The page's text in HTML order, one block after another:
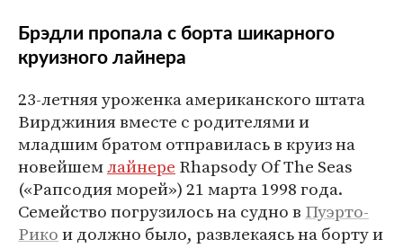
Брэдли пропала с борта шикарного
круизного лайнера
23-летняя уроженка американского штата
Вирджиния вместе с родителями и
младшим братом отправилась в круиз на
новейшемлайнере Rhapsody Of The Seas
(«Рапсодия морей») 21 марта 1998 года.
Семейство погрузилось на судно в Пуэрто-
Рикои должно было, развлекаясь на борту и